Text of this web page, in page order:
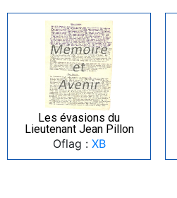
Les évasions du
Lieutenant Jean Pillon
Oflag : XB